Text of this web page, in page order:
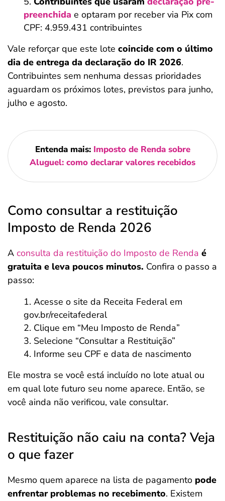
preenchida e optaram por receber via Pix com
CPF: 4.959.431 contribuintes
Vale reforçar que este lote coincide com o último
dia de entrega da declaração do IR 2026.
Contribuintes sem nenhuma dessas prioridades
aguardam os próximos lotes, previstos para junho,
julho e agosto.
Entenda mais: Imposto de Renda sobre
Aluguel: como declarar valores recebidos
Como consultar a restituição
Imposto de Renda 2026
A consulta da restituição do Imposto de Renda é
gratuita e leva poucos minutos. Confira o passo a
passo:
Acesse o site da Receita Federal em
gov.br/receitafederal
Clique em “Meu Imposto de Renda”
Selecione “Consultar a Restituição”
Informe seu CPF e data de nascimento
Ele mostra se você está incluído no lote atual ou
em qual lote futuro seu nome aparece. Então, se
você ainda não verificou, vale consultar.
Restituição não caiu na conta? Veja
o que fazer
Mesmo quem aparece na lista de pagamento pode
enfrentar problemas no recebimento. Existem